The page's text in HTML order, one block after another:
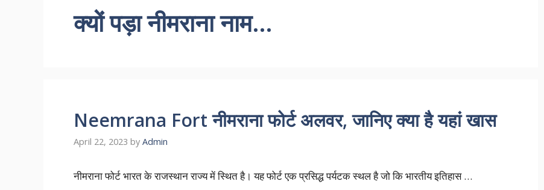
क्यों पड़ा नीमराना नाम…
Neemrana Fort नीमराना फोर्ट अलवर, जानिए क्या है यहां खास
April 22, 2023 by Admin
नीमराना फोर्ट भारत के राजस्थान राज्य में स्थित है। यह फोर्ट एक प्रसिद्ध पर्यटक स्थल है जो कि भारतीय इतिहास …